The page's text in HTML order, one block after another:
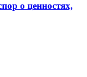
о ценностях,